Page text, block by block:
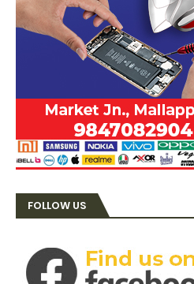
FOLLOW US